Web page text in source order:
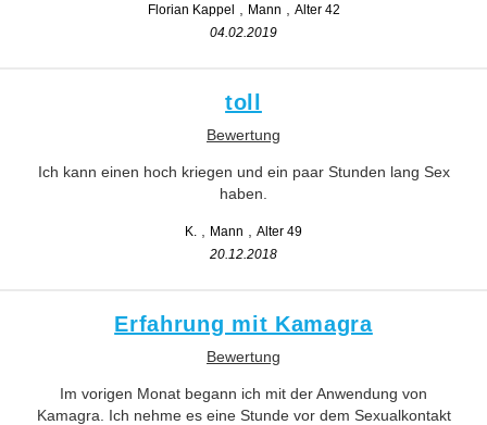
Florian Kappel Mann
Alter 42
04.02.2019
toll
Bewertung
Ich kann einen hoch kriegen und ein paar Stunden lang Sex
haben.
K. Mann
Alter 49
20.12.2018
Erfahrung mit Kamagra
Bewertung
Im vorigen Monat begann ich mit der Anwendung von
Kamagra. Ich nehme es eine Stunde vor dem Sexualkontakt